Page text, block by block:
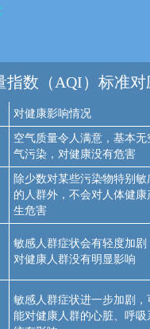
指数（AQI）标准对
对健康影响情况
空气质量令人满意，基本无
气污染，对健康没有危害
除少数对某些污染物特别敏
的人群外，不会对人体健康
生危害
敏感人群症状会有轻度加剧
对健康人群没有明显影响
敏感人群症状进一步加剧，
能对健康人群的心脏、呼吸